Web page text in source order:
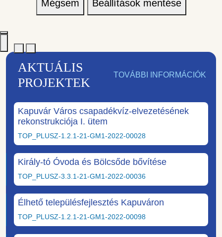
Mégsem Beállítások mentése
AKTUÁLIS
PROJEKTEK
TOVÁBBI INFORMÁCIÓK
Kapuvár Város csapadékvíz-elvezetésének
rekonstrukciója I. ütem
TOP_PLUSZ-1.2.1-21-GM1-2022-00028
Király-tó Óvoda és Bölcsőde bővítése
TOP_PLUSZ-3.3.1-21-GM1-2022-00036
Élhető településfejlesztés Kapuváron
TOP_PLUSZ-1.2.1-21-GM1-2022-00098